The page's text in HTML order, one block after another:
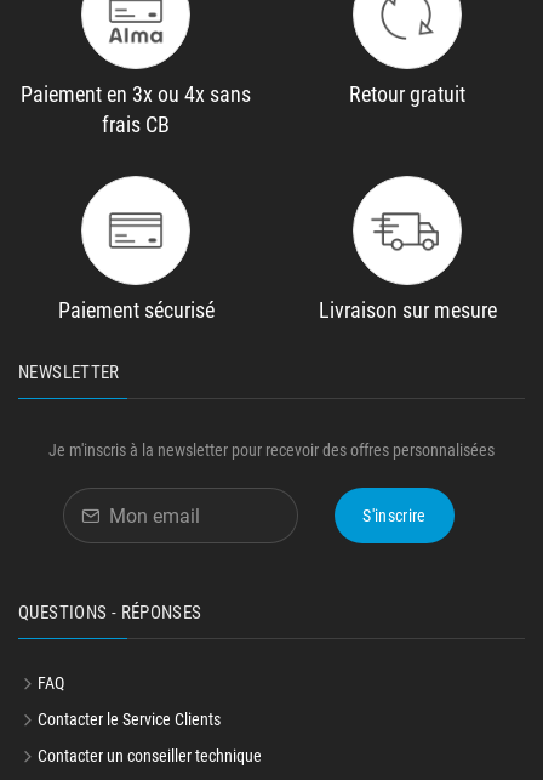
Paiement en 3x ou 4x sans
frais CB
Retour gratuit
Paiement sécurisé Livraison sur mesure
NEWSLETTER
Je m'inscris à la newsletter pour recevoir des offres personnalisées
S'inscrire
QUESTIONS - RÉPONSES
FAQ
Contacter le Service Clients
Contacter un conseiller technique